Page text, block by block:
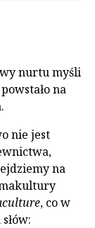
nurtu myśli
na
nie jest
na
, co w